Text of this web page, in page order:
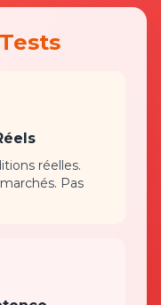
réelles.
Pas